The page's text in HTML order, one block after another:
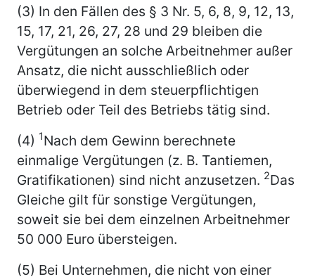
(3) In den Fällen des § 3 Nr. 5, 6, 8, 9, 12, 13,
15, 17, 21, 26, 27, 28 und 29 bleiben die
Vergütungen an solche Arbeitnehmer außer
Ansatz, die nicht ausschließlich oder
überwiegend in dem steuerpflichtigen
Betrieb oder Teil des Betriebs tätig sind.
(4) 1Nach dem Gewinn berechnete
einmalige Vergütungen (z. B. Tantiemen,
Gratifikationen) sind nicht anzusetzen. 2Das
Gleiche gilt für sonstige Vergütungen,
soweit sie bei dem einzelnen Arbeitnehmer
50 000 Euro übersteigen.
(5) Bei Unternehmen, die nicht von einer